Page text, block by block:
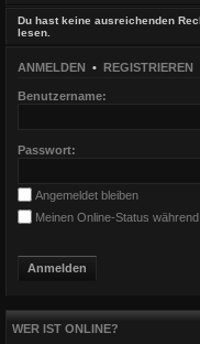
Du hast keine ausreichenden
lesen.
ANMELDEN • REGISTRIEREN
Benutzername:
Passwort:
Angemeldet bleiben
Meinen Online-Status
WER IST ONLINE?